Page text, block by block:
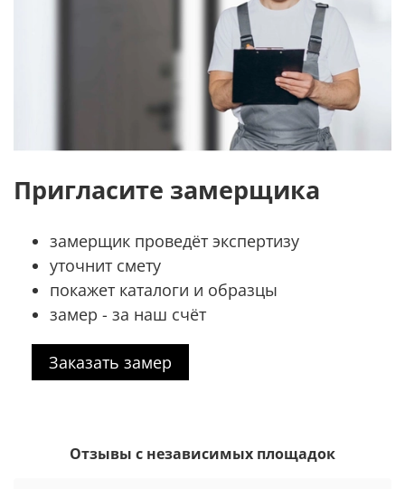
Пригласите замерщика
замерщик проведёт экспертизу
уточнит смету
покажет каталоги и образцы
замер - за наш счёт
Заказать замер
Отзывы с независимых площадок